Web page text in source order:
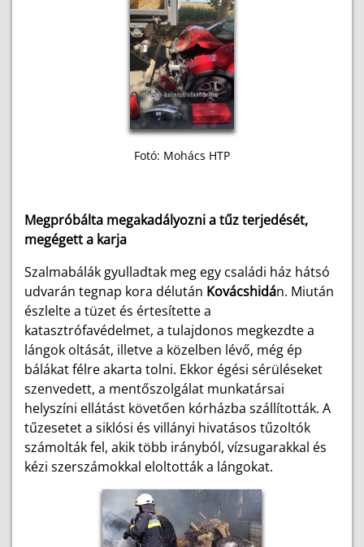
Fotó: Mohács HTP
Megpróbálta megakadályozni a tűz terjedését,
megégett a karja
Szalmabálák gyulladtak meg egy családi ház hátsó
udvarán tegnap kora délután Kovácshidán. Miután
észlelte a tüzet és értesítette a
katasztrófavédelmet, a tulajdonos megkezdte a
lángok oltását, illetve a közelben lévő, még ép
bálákat félre akarta tolni. Ekkor égési sérüléseket
szenvedett, a mentőszolgálat munkatársai
helyszíni ellátást követően kórházba szállították. A
tűzesetet a siklósi és villányi hivatásos tűzoltók
számolták fel, akik több irányból, vízsugarakkal és
kézi szerszámokkal eloltották a lángokat.